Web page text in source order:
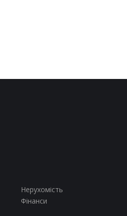
Нерухомість
Фінанси